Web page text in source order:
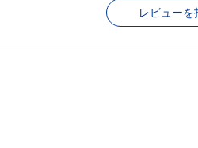
レビューを